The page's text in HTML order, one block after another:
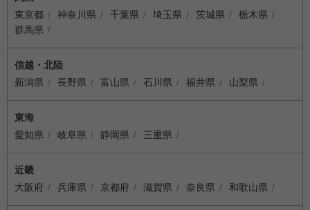
東京都
神奈川県 千葉県 埼玉県 茨城県
栃木県
群馬県
信越・北陸
新潟県
長野県 富山県 石川県 福井県 山梨県
東海
愛知県
岐阜県 静岡県 三重県
近畿
大阪府
兵庫県 京都府 滋賀県 奈良県 和歌山県